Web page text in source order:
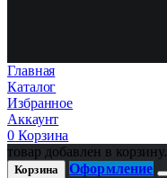
Главная
Каталог
Избранное
Аккаунт
0 Корзина
товар добавлен в корзину.
Корзина Оформление